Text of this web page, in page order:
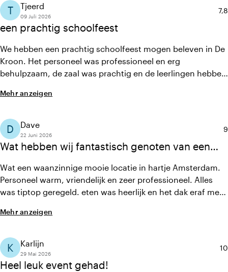
een prachtig schoolfeest
T Tjeerd
09 Juli 2026
7,8
We hebben een prachtig schoolfeest mogen beleven in De
Kroon. Het personeel was professioneel en erg
behulpzaam, de zaal was prachtig en de leerlingen hebben
Mehr anzeigen
Wat hebben wij fantastisch genoten van een
restaurant de Kroon.
D Dave
22 Juni 2026
9
Wat een waanzinnige mooie locatie in hartje Amsterdam.
Personeel warm, vriendelijk en zeer professioneel. Alles
was tiptop geregeld. eten was heerlijk en het dak eraf met
Cargo. Many thanks!
Mehr anzeigen
Heel leuk event gehad!
K Karlijn
29 Mai 2026
10